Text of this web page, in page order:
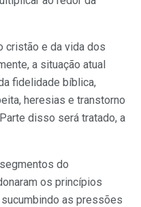
cristão e da vida dos
a situação atual
fidelidade bíblica,
heresias e transtorno
disso será tratado, a
do
os princípios
as pressões